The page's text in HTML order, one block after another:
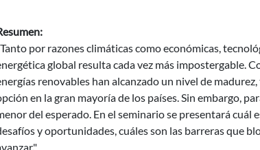
por razones climáticas como económicas,
global resulta cada vez más impostergable.
renovables han alcanzado un nivel de
en la gran mayoría de los países. Sin embargo,
del esperado. En el seminario se presentará cuál
y oportunidades, cuáles son las barreras que